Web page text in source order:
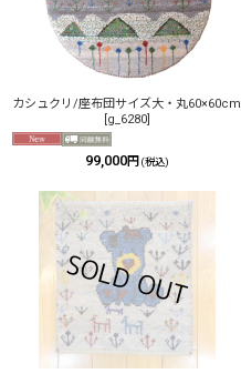
カシュクリ/座布団サイズ大・丸60×60cm
[g_6280]
99,000円 (税込)